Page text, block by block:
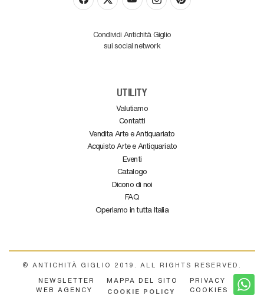
Condividi Antichità Giglio
sui social network
UTILITY
Valutiamo
Contatti
Vendita Arte e Antiquariato
Acquisto Arte e Antiquariato
Eventi
Catalogo
Dicono di noi
FAQ
Operiamo in tutta Italia
© ANTICHITÀ GIGLIO 2019. ALL RIGHTS RESERVED.
NEWSLETTER
MAPPA DEL SITO
PRIVACY
WEB AGENCY
COOKIE POLICY COOKIES